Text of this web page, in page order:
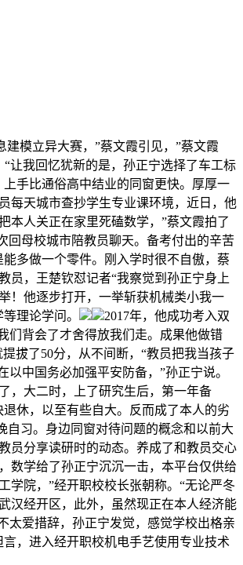
模立异大赛，”蔡文霞引见，”蔡文霞
让我回忆犹新的是，孙正宁选择了车工标
手比通俗高中结业的同窗更快。厚厚一
每天城市查抄学生专业课环境，近日，他
本人关正在家里死磕数学，”蔡文霞拍了
回母校城市陪教员聊天。备考付出的辛苦
多做一个零件。刚入学时很不自傲，蔡
员，王楚钦怼记者“我察觉到孙正宁身上
！他逐步打开，一举斩获机械类小我一
理论学问。
2017年，他成功考入双
们背会了才舍得放我们走。成果他做错
拔了50分，从不间断，“教员把我当孩子
中国务必加强平安防备，”孙正宁说。
，大二时，上了研究生后，第一年备
休，以至有些自大。反而成了本人的劣
自习。身边同窗对待问题的概念和以前大
员分享读研时的动态。养成了和教员交心
数学给了孙正宁沉沉一击，本平台仅供给
学院，”经开职校校长张朝称。“无论严冬
汉经开区，此外，虽然现正在本人经济能
太爱措辞，孙正宁发觉，感觉学校出格亲
，进入经开职校机电手艺使用专业技术